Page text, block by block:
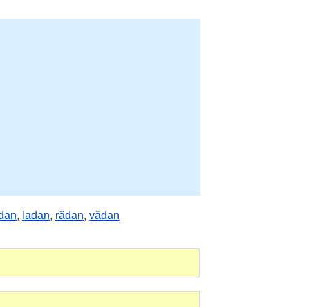
, ladan, rădan, vădan